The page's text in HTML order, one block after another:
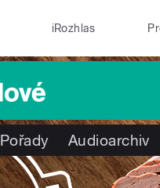
iRozhlas
Pořady Audioarchiv